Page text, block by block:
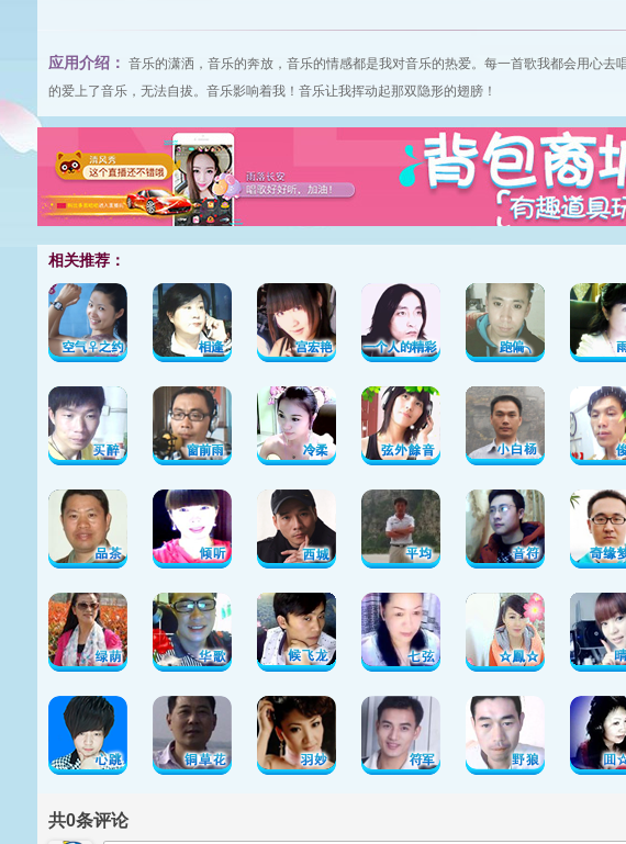
应用介绍： 音乐的潇洒，音乐的奔放，音乐的情感都是我对音乐的热爱。每一首歌我都会用心去
的爱上了音乐，无法自拔。音乐影响着我！音乐让我挥动起那双隐形的翅膀！
相关推荐：
共0条评论